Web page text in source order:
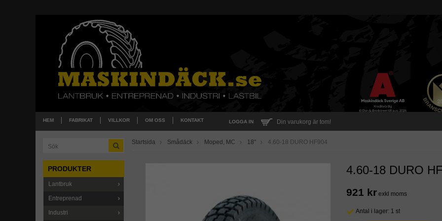
HEM FABRIKAT VILLKOR OM OSS KONTAKT LOGGA IN Din varukorg är tom!
PRODUKTER
Lantbruk
Entreprenad
Industri
Startsida Smådäck Moped, MC 18" 4.60-18 DURO HF904
4.60-18 DURO
921 kr exkl moms
Antal i lager: 1 st